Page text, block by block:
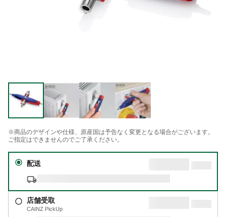
※商品のデザインや仕様、原産国は予告なく変更となる場合がございます。
ご指定はできませんのでご了承ください。
配送
店舗受取
CAINZ PickUp